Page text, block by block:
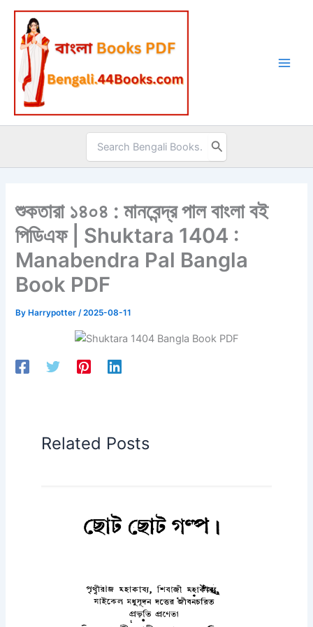
Skip
content
Search
for:
শুকতারা ১৪০৪ : মানবেন্দ্র পাল বাংলা বই
পিডিএফ | Shuktara 1404 :
Manabendra Pal Bangla
Book PDF
By Harrypotter/2025-08-11
Related Posts